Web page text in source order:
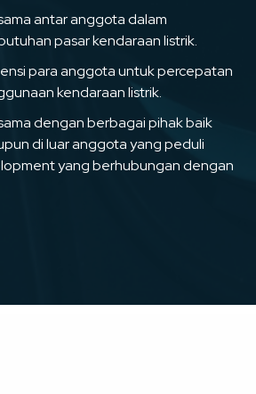
antar anggota dalam
pasar kendaraan listrik.
para anggota untuk percepatan
kendaraan listrik.
dengan berbagai pihak baik
di luar anggota yang peduli
yang berhubungan dengan